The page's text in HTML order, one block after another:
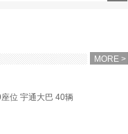
MORE >
位 宇通大巴 40辆